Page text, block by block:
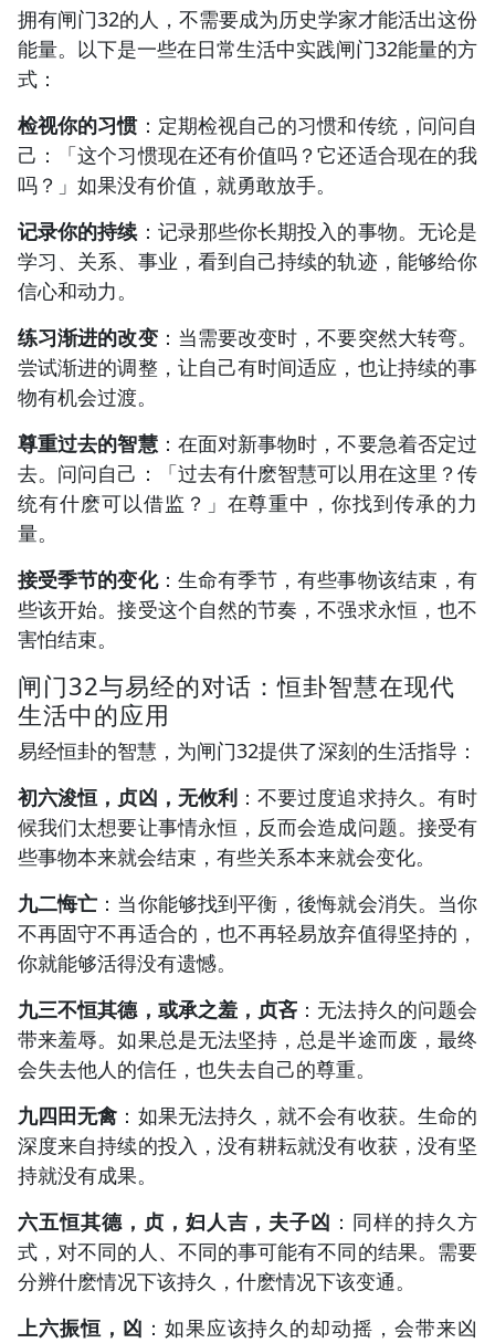
拥有闸门32的人，不需要成为历史学家才能活出这份
能量。以下是一些在日常生活中实践闸门32能量的方
式：
检视你的习惯：定期检视自己的习惯和传统，问问自
己：「这个习惯现在还有价值吗？它还适合现在的我
吗？」如果没有价值，就勇敢放手。
记录你的持续：记录那些你长期投入的事物。无论是
学习、关系、事业，看到自己持续的轨迹，能够给你
信心和动力。
练习渐进的改变：当需要改变时，不要突然大转弯。
尝试渐进的调整，让自己有时间适应，也让持续的事
物有机会过渡。
尊重过去的智慧：在面对新事物时，不要急着否定过
去。问问自己：「过去有什麽智慧可以用在这里？传
统有什麽可以借监？」在尊重中，你找到传承的力
量。
接受季节的变化：生命有季节，有些事物该结束，有
些该开始。接受这个自然的节奏，不强求永恒，也不
害怕结束。
闸门32与易经的对话：恒卦智慧在现代
生活中的应用
易经恒卦的智慧，为闸门32提供了深刻的生活指导：
初六浚恒，贞凶，无攸利 ：不要过度追求持久。有时
候我们太想要让事情永恒，反而会造成问题。接受有
些事物本来就会结束，有些关系本来就会变化。
九二悔亡 ：当你能够找到平衡，後悔就会消失。当你
不再固守不再适合的，也不再轻易放弃值得坚持的，
你就能够活得没有遗憾。
九三不恒其德，或承之羞，贞吝 ：无法持久的问题会
带来羞辱。如果总是无法坚持，总是半途而废，最终
会失去他人的信任，也失去自己的尊重。
九四田无禽 ：如果无法持久，就不会有收获。生命的
深度来自持续的投入，没有耕耘就没有收获，没有坚
持就没有成果。
六五恒其德，贞，妇人吉，夫子凶 ：同样的持久方
式，对不同的人、不同的事可能有不同的结果。需要
分辨什麽情况下该持久，什麽情况下该变通。
上六振恒，凶 ：如果应该持久的却动摇，会带来凶